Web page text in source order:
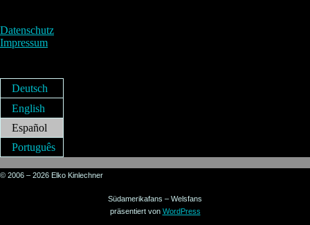
Datenschutz
Impressum
Deutsch
English
Español
Português
© 2006 – 2026 Elko Kinlechner
Südamerikafans – Welsfans
präsentiert von WordPress